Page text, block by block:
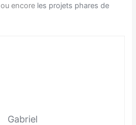
ou encore les projets phares de
Gabriel